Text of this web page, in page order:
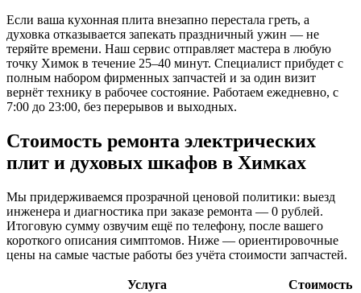
Если ваша кухонная плита внезапно перестала греть, а
духовка отказывается запекать праздничный ужин — не
теряйте времени. Наш сервис отправляет мастера в любую
точку Химок в течение 25–40 минут. Специалист прибудет с
полным набором фирменных запчастей и за один визит
вернёт технику в рабочее состояние. Работаем ежедневно, с
7:00 до 23:00, без перерывов и выходных.
Стоимость ремонта электрических
плит и духовых шкафов в Химках
Мы придерживаемся прозрачной ценовой политики: выезд
инженера и диагностика при заказе ремонта — 0 рублей.
Итоговую сумму озвучим ещё по телефону, после вашего
короткого описания симптомов. Ниже — ориентировочные
цены на самые частые работы без учёта стоимости запчастей.
Услуга
Стоимость